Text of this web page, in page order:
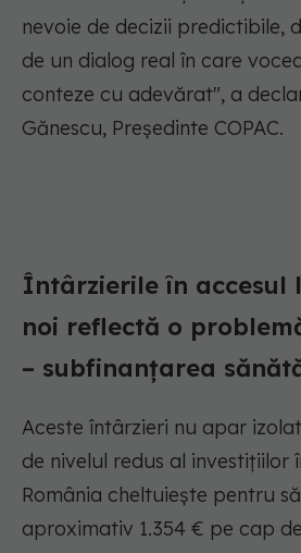
nevoie de decizii predictibile,
de un dialog real în care
conteze cu adevărat", a
Gănescu, Președinte COPAC.
Întârzierile în accesul
noi reflectă o
– subfinanțarea
Aceste întârzieri nu apar
de nivelul redus al investițiilor
România cheltuiește pentru
aproximativ 1.354 € pe cap